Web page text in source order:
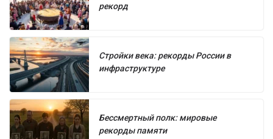
рекорд
Стройки века: рекорды России в
инфраструктуре
Бессмертный полк: мировые
рекорды памяти